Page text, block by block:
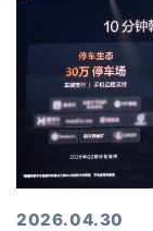
2026.04.30